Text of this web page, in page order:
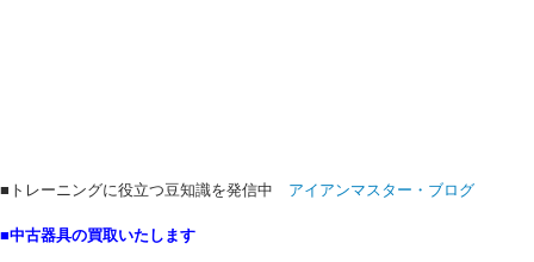
■トレーニングに役立つ豆知識を発信中 アイアンマスター・ブログ
■中古器具の買取いたします